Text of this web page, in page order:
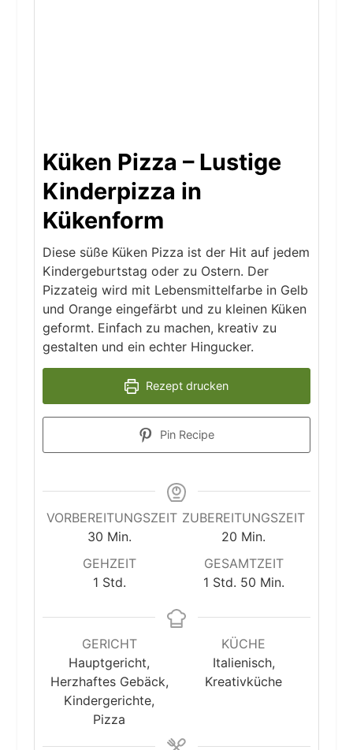
Küken Pizza – Lustige
Kinderpizza in
Kükenform
Diese süße Küken Pizza ist der Hit auf jedem
Kindergeburtstag oder zu Ostern. Der
Pizzateig wird mit Lebensmittelfarbe in Gelb
und Orange eingefärbt und zu kleinen Küken
geformt. Einfach zu machen, kreativ zu
gestalten und ein echter Hingucker.
Rezept drucken
Pin Recipe
VORBEREITUNGSZEIT
30Minuten
Min.
ZUBEREITUNGSZEIT
20 Minuten
Min.
GEHZEIT
1Stunde
Std.
GESAMTZEIT
1Stunde
Std. 50Minuten
Min.
GERICHT
Hauptgericht,
Herzhaftes Gebäck,
Kindergerichte,
Pizza
KÜCHE
Italienisch,
Kreativküche